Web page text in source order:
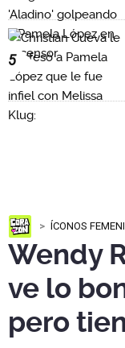
5
ÍCONOS
Wendy
ve lo
pero